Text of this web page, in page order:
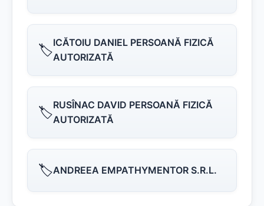
🏷️ICĂTOIU DANIEL PERSOANĂ FIZICĂ
AUTORIZATĂ
🏷️RUSÎNAC DAVID PERSOANĂ FIZICĂ
AUTORIZATĂ
🏷️ANDREEA EMPATHYMENTOR S.R.L.